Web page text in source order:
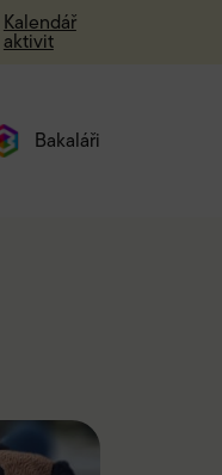
Kalendář
aktivit
Bakaláři